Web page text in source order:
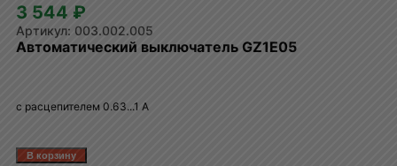
3 544 ₽
003.002.005
Автоматический выключатель GZ1E05
с расцепителем 0.63...1 A